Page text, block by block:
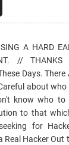
A HARD
// THANKS
Days.
about
know who
to that
for
Hacker Out